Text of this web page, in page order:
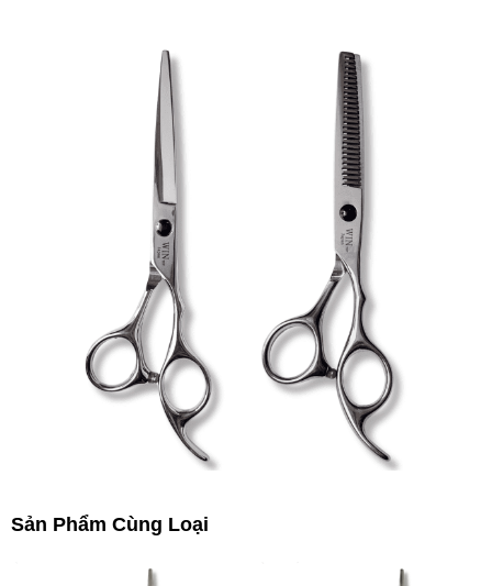
Sản Phẩm Cùng Loại